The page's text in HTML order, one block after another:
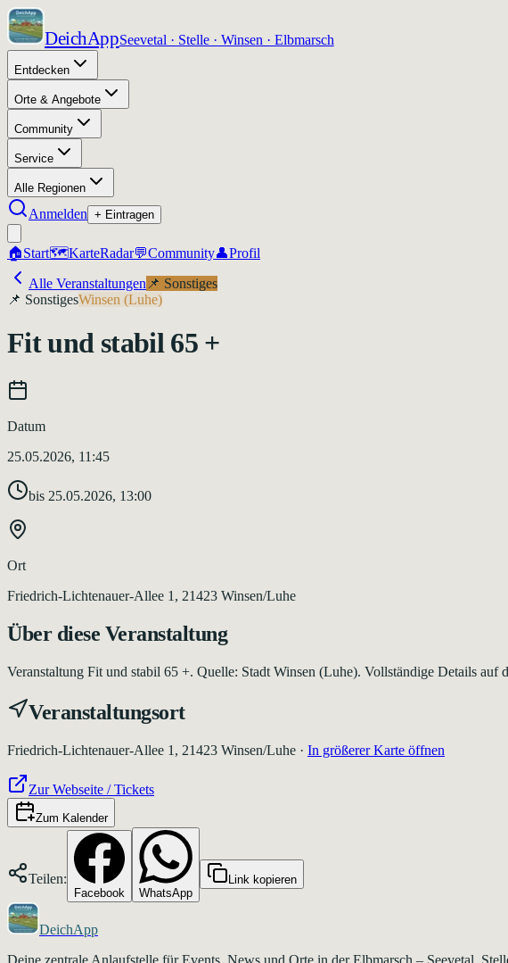
DeichAppSeevetal · Stelle · Winsen · Elbmarsch
Entdecken
Orte & Angebote
Community
Service
Alle Regionen
Anmelden + Eintragen
🏠Start🗺️KarteRadar💬Community👤Profil
Alle Veranstaltungen 📌 Sonstiges
📌 SonstigesWinsen (Luhe)
Fit und stabil 65 +
Datum
25.05.2026, 11:45
bis 25.05.2026, 13:00
Ort
Friedrich-Lichtenauer-Allee 1, 21423 Winsen/Luhe
Über diese Veranstaltung
Veranstaltung Fit und stabil 65 +. Quelle: Stadt Winsen (Luhe). Vollständige Details auf
Veranstaltungsort
Friedrich-Lichtenauer-Allee 1, 21423 Winsen/Luhe · In größerer Karte öffnen
Zur Webseite / Tickets
Zum Kalender
Teilen:
Facebook WhatsApp
Link kopieren
DeichApp
Deine zentrale Anlaufstelle für Events, News und Orte in der Elbmarsch – Seevetal,